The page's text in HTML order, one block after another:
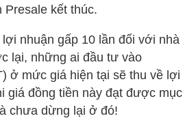
kết thúc.
nhuận gấp 10 lần đối với nhà
lại, những ai đầu tư vào
ở mức giá hiện tại sẽ thu về lợi
giá đồng tiền này đạt được mục
chưa dừng lại ở đó!